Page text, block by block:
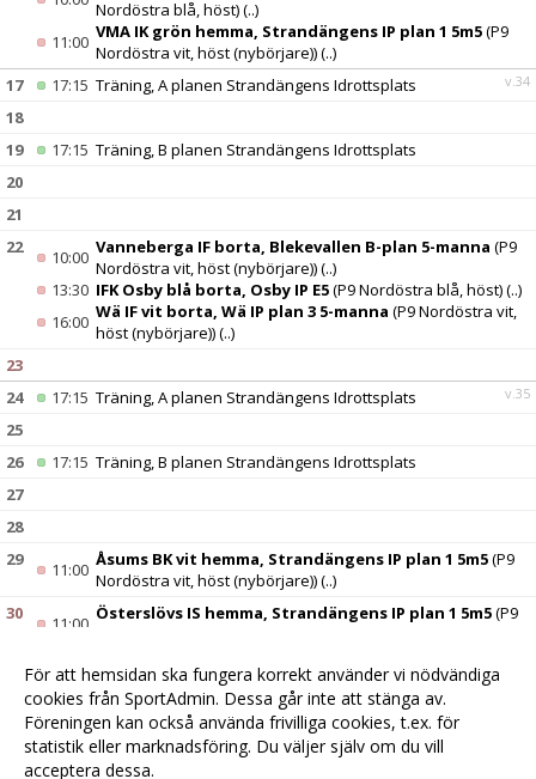
Nordöstra blå, höst)(..)
11:00 VMA IK grön hemma, Strandängens IP plan 1 5m5(P9
Nordöstra vit, höst (nybörjare))(..)
v.34
17 17:15 Träning, A planen Strandängens Idrottsplats
18
19
17:15 Träning, B planen Strandängens Idrottsplats
20
21
22
10:00 Vanneberga IF borta, Blekevallen B-plan 5-manna (P9
Nordöstra vit, höst (nybörjare))(..)
13:30 IFK Osby blå borta, Osby IP E5(P9 Nordöstra blå, höst)(..)
16:00 Wä IF vit borta, Wä IP plan 3 5-manna (P9 Nordöstra vit,
höst (nybörjare))(..)
23
v.35
24 17:15 Träning, A planen Strandängens Idrottsplats
25
26
17:15 Träning, B planen Strandängens Idrottsplats
27
28
29
11:00 Åsums BK vit hemma, Strandängens IP plan 1 5m5(P9
Nordöstra vit, höst (nybörjare))(..)
30
11:00 Österslövs IS hemma, Strandängens IP plan 1 5m5(P9
11:00Nordöstra blå, höst)(..)
17:15Träning, A planen Strandängens Idrottsplats
För att hemsidan ska fungera korrekt använder vi nödvändiga
cookies från SportAdmin. Dessa går inte att stänga av.
Föreningen kan också använda frivilliga cookies, t.ex. för
statistik eller marknadsföring. Du väljer själv om du vill
acceptera dessa.